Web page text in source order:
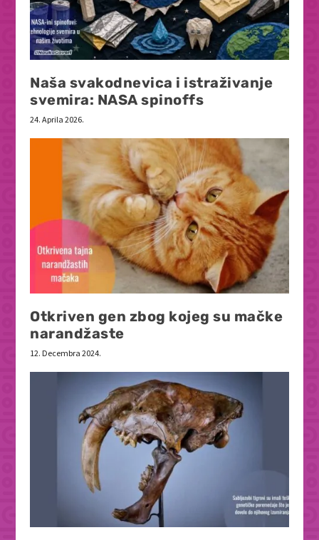
Naša svakodnevica i istraživanje
svemira: NASA spinoffs
24. Aprila 2026.
Otkriven gen zbog kojeg su mačke
narandžaste
12. Decembra 2024.